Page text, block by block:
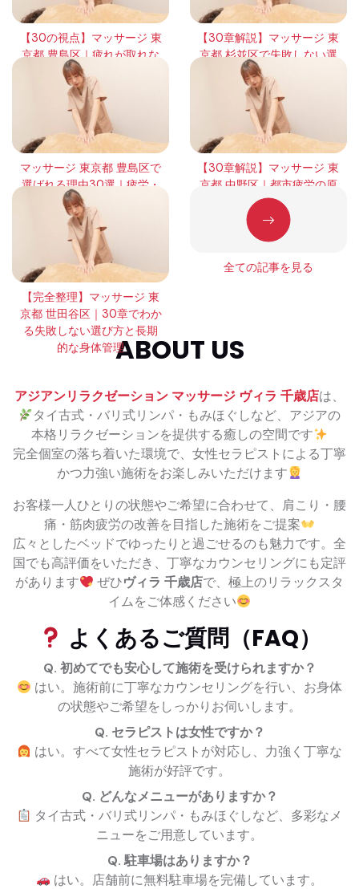
【30の視点】マッサージ 東
京都 豊島区｜疲れが取れな
い本当の理由と回復の考え
方
【30章解説】マッサージ 東
京都 杉並区で失敗しない選
び方｜頻度・効果・体感の
違いを徹底整理
マッサージ 東京都 豊島区で
選ばれる理由30選｜疲労・
緊張・回復の本質を徹底解
説
【30章解説】マッサージ 東
京都 中野区｜都市疲労の原
因と正しい整え方
【完全整理】マッサージ 東
京都 世田谷区｜30章でわか
る失敗しない選び方と長期
的な身体管理
全ての記事を見る
ABOUT US
アジアンリラクゼーション マッサージ ヴィラ 千歳店は、
タイ古式・バリ式リンパ・もみほぐしなど、アジアの
本格リラクゼーションを提供する癒しの空間です
完全個室の落ち着いた環境で、女性セラピストによる丁寧
かつ力強い施術をお楽しみいただけます
お客様一人ひとりの状態やご希望に合わせて、肩こり・腰
痛・筋肉疲労の改善を目指した施術をご提案
広々としたベッドでゆったりと過ごせるのも魅力です。全
国でも高評価をいただき、丁寧なカウンセリングにも定評
があります
ぜひヴィラ 千歳店で、極上のリラックスタ
イムをご体感ください
よくあるご質問（FAQ）
Q. 初めてでも安心して施術を受けられますか？
はい。施術前に丁寧なカウンセリングを行い、お身体
の状態やご希望をしっかりお伺いします。
Q. セラピストは女性ですか？
はい。すべて女性セラピストが対応し、力強く丁寧な
施術が好評です。
Q. どんなメニューがありますか？
タイ古式・バリ式リンパ・もみほぐしなど、多彩なメ
ニューをご用意しています。
Q. 駐車場はありますか？
はい。店舗前に無料駐車場を完備しています。